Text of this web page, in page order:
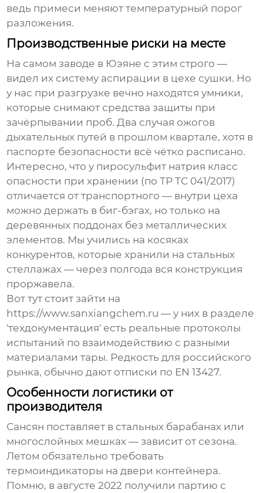
ведь примеси меняют температурный порог
разложения.
Производственные риски на месте
На самом заводе в Юэяне с этим строго —
видел их систему аспирации в цехе сушки. Но
у нас при разгрузке вечно находятся умники,
которые снимают средства защиты при
зачёрпывании проб. Два случая ожогов
дыхательных путей в прошлом квартале, хотя в
паспорте безопасности всё чётко расписано.
Интересно, что у пиросульфит натрия класс
опасности при хранении (по ТР ТС 041/2017)
отличается от транспортного — внутри цеха
можно держать в биг-бэгах, но только на
деревянных поддонах без металлических
элементов. Мы учились на косяках
конкурентов, которые хранили на стальных
стеллажах — через полгода вся конструкция
проржавела.
Вот тут стоит зайти на
https://www.sanxiangchem.ru — у них в разделе
'техдокументация' есть реальные протоколы
испытаний по взаимодействию с разными
материалами тары. Редкость для российского
рынка, обычно дают отписки по EN 13427.
Особенности логистики от
производителя
Сансян поставляет в стальных барабанах или
многослойных мешках — зависит от сезона.
Летом обязательно требовать
термоиндикаторы на двери контейнера.
Помню, в августе 2022 получили партию с